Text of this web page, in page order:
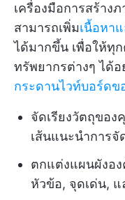
เครื่องมือการสร้าง
สามารถเพิ่มเนื้อหา
ได้มากขึ้น เพื่อให้ทุ
ทรัพยากรต่างๆ ได้อ
กระดานไวท์บอร์ดข
จัดเรียงวัตถุขอ
เส้นแนะนำการจั
ตกแต่งแผนผังอ
หัวข้อ, จุดเด่น, แ